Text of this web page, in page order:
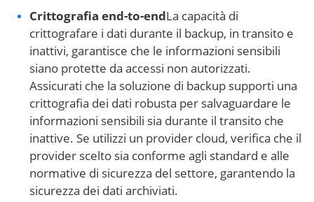
Crittografia end-to-endLa capacità di
crittografare i dati durante il backup, in transito e
inattivi, garantisce che le informazioni sensibili
siano protette da accessi non autorizzati.
Assicurati che la soluzione di backup supporti una
crittografia dei dati robusta per salvaguardare le
informazioni sensibili sia durante il transito che
inattive. Se utilizzi un provider cloud, verifica che il
provider scelto sia conforme agli standard e alle
normative di sicurezza del settore, garantendo la
sicurezza dei dati archiviati.